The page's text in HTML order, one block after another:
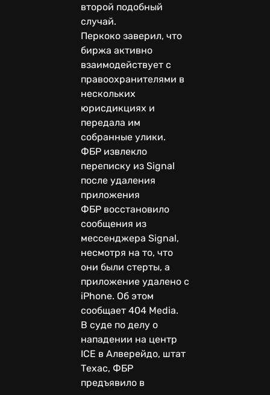
второй подобный
случай.
Перкоко заверил, что
биржа активно
взаимодействует с
правоохранителями в
нескольких
юрисдикциях и
передала им
собранные улики.
ФБР извлекло
переписку из Signal
после удаления
приложения
ФБР восстановило
сообщения из
мессенджера Signal,
несмотря на то, что
они были стерты, а
приложение удалено с
iPhone. Об этом
сообщает 404 Media.
В суде по делу о
нападении на центр
ICE в Алверейдо, штат
Техас, ФБР
предъявило в